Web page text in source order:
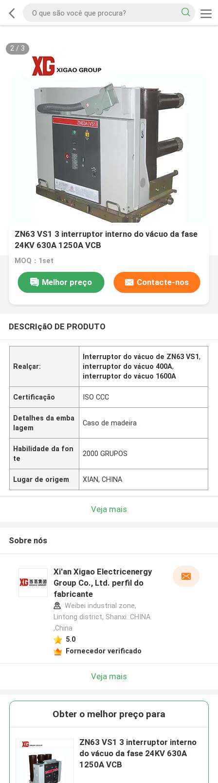
2/ 3
ZN63 VS1 3 interruptor interno do vácuo da fase
24KV 630A 1250A VCB
MOQ：1set
Melhor preço Contacte-nos
DESCRIçãO DE PRODUTO
Realçar:
Interruptor do vácuo de ZN63 VS1,
interruptor do vácuo 400A,
interruptor do vácuo 1600A
Certificação ISO CCC
Detalhes da emba
lagem
Caso de madeira
Habilidade da fon
te
2000 GRUPOS
Lugar de origem XIAN, CHINA
Veja mais
Sobre nós
Xi'an Xigao Electricenergy
Group Co., Ltd. perfil do
fabricante
Weibei industrial zone,
Lintong district, Shanxi. CHINA
,China
5.0
Fornecedor verificado
Veja mais
Obter o melhor preço para
ZN63 VS1 3 interruptor interno
do vácuo da fase 24KV 630A
1250A VCB